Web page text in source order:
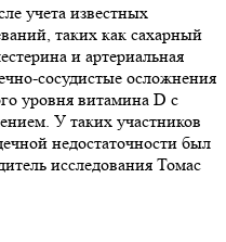
учета известных
таких как сахарный
и артериальная
сосудистые осложнения
уровня витамина D с
У таких участников
недостаточности был
исследования Томас